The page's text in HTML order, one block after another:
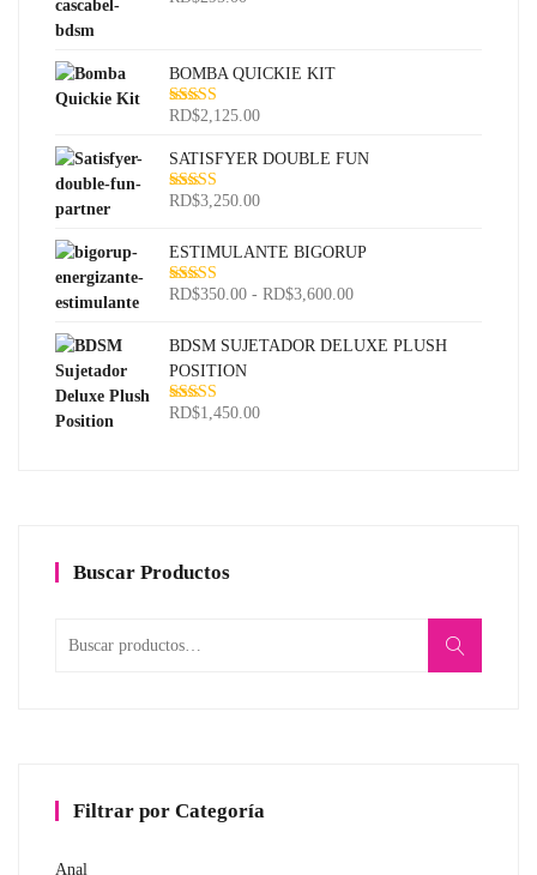
BOMBA QUICKIE KIT
Valorado con
RD$2,125.00
SATISFYER DOUBLE FUN
Valorado con
RD$3,250.00
ESTIMULANTE BIGORUP
Valorado con
RD$350.00 - RD$3,600.00Rango
precios:
BDSM SUJETADOR DELUXE PLUSH
POSITION
Valorado con
RD$1,450.00
Buscar Productos
Filtrar por Categoría
Anal